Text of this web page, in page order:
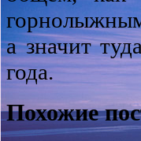
а значит
года.
Похожие